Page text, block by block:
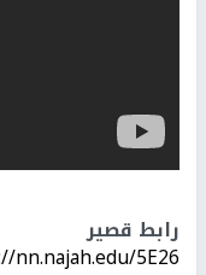
رابط قصير
nn.najah.edu/5E26/